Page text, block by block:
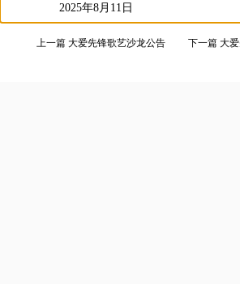
2025年8月11日
上一篇 大爱先锋歌艺沙龙公告 下一篇 大